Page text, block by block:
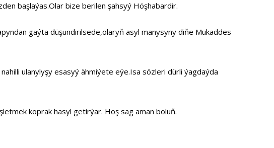
başlaýas.Olar bize berilen şahsyý Höşhabardir.
gaýta düşundirilsede,olaryň asyl manysyny diňe Mukaddes
ulanylyşy esasyý ähmiýete eýe.Isa sözleri dürli ýagdaýda
koprak hasyl getirýar. Hoş sag aman boluň.